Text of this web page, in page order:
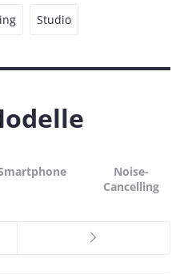
Studio
Noise-
Cancelling